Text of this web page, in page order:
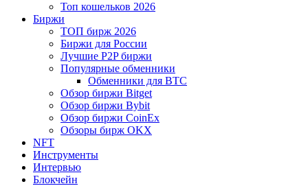
Топ кошельков 2026
Биржи
ТОП бирж 2026
Биржи для России
Лучшие P2P биржи
Популярные обменники
Обменники для BTC
Обзор биржи Bitget
Обзор биржи Bybit
Обзор биржи CoinEx
Обзоры бирж OKX
NFT
Инструменты
Интервью
Блокчейн